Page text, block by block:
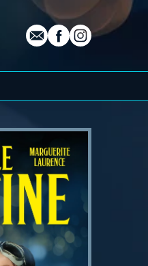
E-mailProfil Facebook
Profil